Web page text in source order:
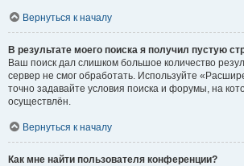
Вернуться к началу
В результате моего поиска я получил пустую
Ваш поиск дал слишком большое количество
сервер не смог обработать. Используйте
точно задавайте условия поиска и форумы, на
осуществлён.
Вернуться к началу
Как мне найти пользователя конференции?